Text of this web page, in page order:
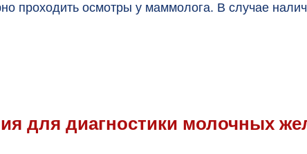
проходить осмотры у маммолога. В случае
для диагностики молочных